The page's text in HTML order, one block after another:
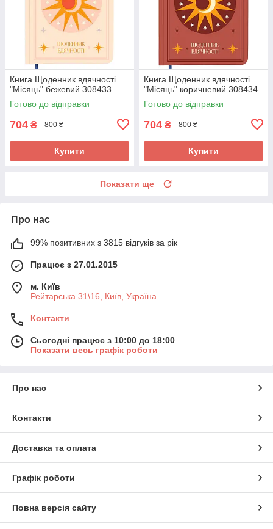
Книга Щоденник вдячності
"Місяць" бежевий 308433
Готово до відправки
704 ₴ 800 ₴
Купити
Книга Щоденник вдячності
"Місяць" коричневий 308434
Готово до відправки
704 ₴ 800 ₴
Купити
Показати ще
Про нас
99% позитивних з 3815 відгуків за рік
Працює з 27.01.2015
м. Київ
Рейтарська 31\16, Київ, Україна
Контакти
Сьогодні працює з 10:00 до 18:00
Показати весь графік роботи
Про нас
Контакти
Доставка та оплата
Графік роботи
Повна версія сайту